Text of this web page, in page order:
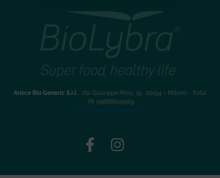
Ansce Bio Generic S.r.l . · Via Giuseppe Prina, 15 · 20154 – Milano – Italia
· P.I. 09866600969
info@anscebiogeneric.com